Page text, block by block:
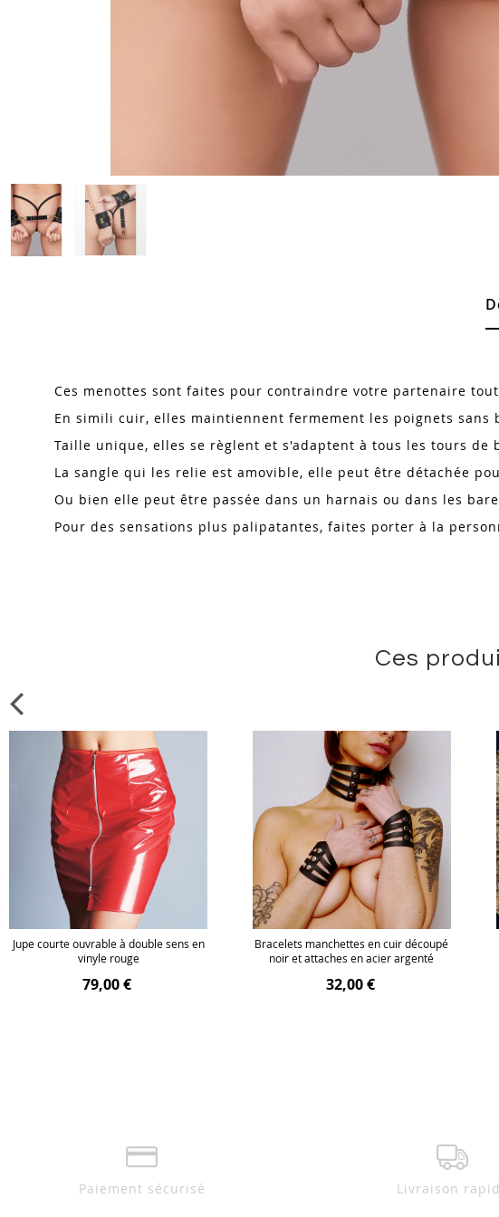
Ces menottes sont faites pour contraindre votre partenaire
En simili cuir, elles maintiennent fermement les poignets sans
Taille unique, elles se règlent et s'adaptent à tous les tours de
La sangle qui les relie est amovible, elle peut être détachée
Ou bien elle peut être passée dans un harnais ou dans les
Pour des sensations plus palipatantes, faites porter à la
Ces
Jupe courte ouvrable à double sens en
vinyle rouge
79,00 €
Bracelets manchettes en cuir découpé
noir et attaches en acier argenté
32,00 €
Paiement sécurisé Livraison